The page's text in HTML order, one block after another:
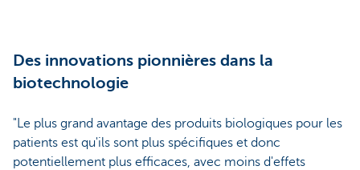
Des innovations pionnières dans la
biotechnologie
"Le plus grand avantage des produits biologiques pour les
patients est qu'ils sont plus spécifiques et donc
potentiellement plus efficaces, avec moins d'effets